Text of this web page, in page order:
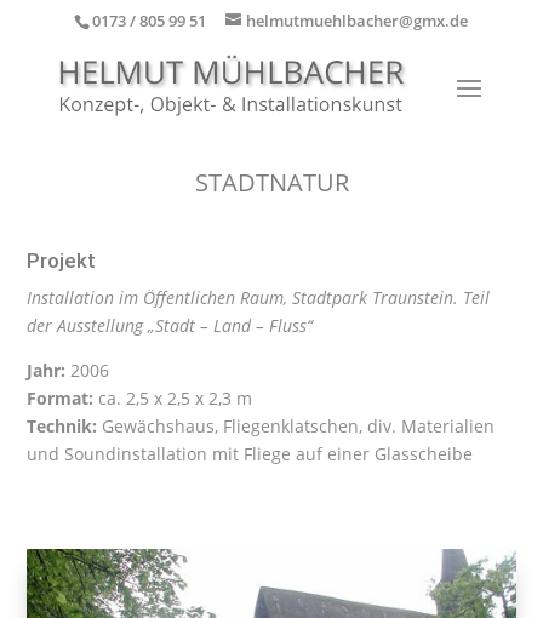
0173 / 805 99 51 helmutmuehlbacher@gmx.de
STADTNATUR
Projekt
Installation im Öffentlichen Raum, Stadtpark Traunstein. Teil
der Ausstellung „Stadt – Land – Fluss“
Jahr: 2006
Format: ca. 2,5 x 2,5 x 2,3 m
Technik: Gewächshaus, Fliegenklatschen, div. Materialien
und Soundinstallation mit Fliege auf einer Glasscheibe